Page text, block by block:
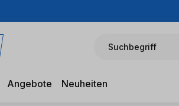
Suchbegriff
Angebote Neuheiten